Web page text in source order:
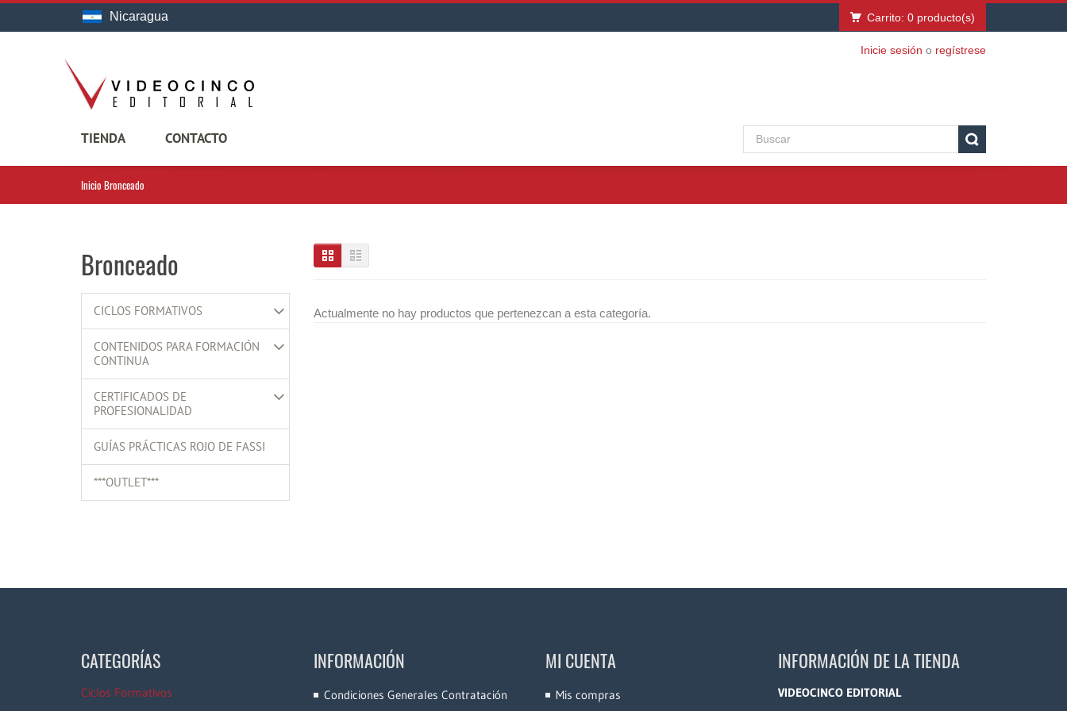
Nicaragua Carrito: 0 producto(s)
Inicie sesión o regístrese
TIENDA CONTACTO
Inicio Bronceado
Bronceado
CICLOS FORMATIVOS
CONTENIDOS PARA FORMACIÓN
CONTINUA
CERTIFICADOS DE
PROFESIONALIDAD
GUÍAS PRÁCTICAS ROJO DE FASSI
***OUTLET***
Actualmente no hay productos que pertenezcan a esta categoría.
CATEGORÍAS
Ciclos Formativos
INFORMACIÓN
Condiciones Generales Contratación
MI CUENTA
Mis compras
INFORMACIÓN DE LA TIENDA
VIDEOCINCO EDITORIAL